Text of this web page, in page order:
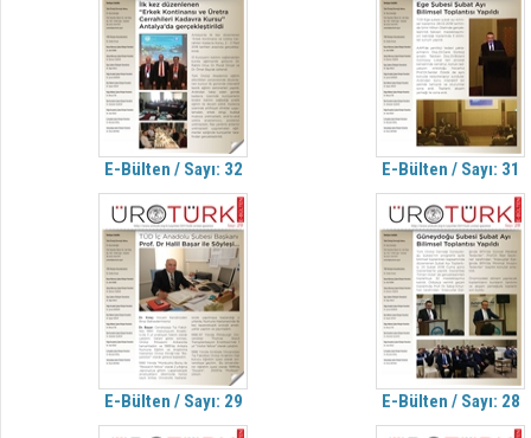
E-Bülten / Sayı: 32 E-Bülten / Sayı: 31
E-Bülten / Sayı: 29 E-Bülten / Sayı: 28